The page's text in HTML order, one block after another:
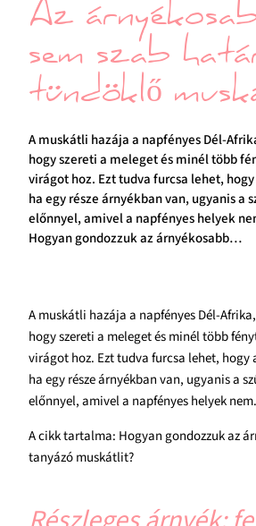
Az
sem szab
tündöklő
A muskátli hazája a napfényes Dél-
hogy szereti a meleget és minél több
virágot hoz. Ezt tudva furcsa lehet,
ha egy része árnyékban van, ugyanis a
előnnyel, amivel a napfényes helyek
Hogyan gondozzuk az árnyékosabb…
A muskátli hazája a napfényes Dél-
hogy szereti a meleget és minél több
virágot hoz. Ezt tudva furcsa lehet, hogy
ha egy része árnyékban van, ugyanis a
előnnyel, amivel a napfényes helyek nem.
A cikk tartalma: Hogyan gondozzuk az
tanyázó muskátlit?